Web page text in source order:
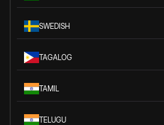
SWEDISH
TAGALOG
TAMIL
TELUGU